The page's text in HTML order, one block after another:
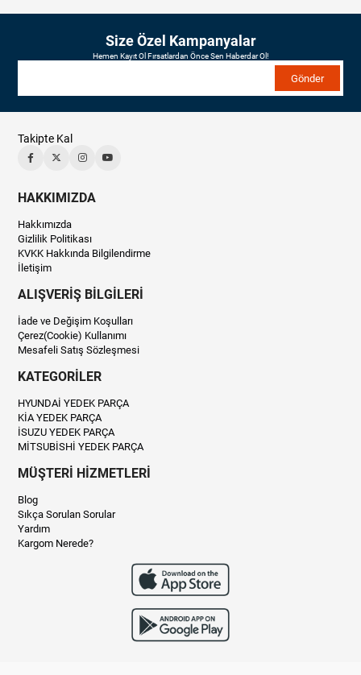
Size Özel Kampanyalar
Hemen Kayıt Ol Fırsatlardan Önce Sen Haberdar Ol!
Gönder
Takipte Kal
HAKKIMIZDA
Hakkımızda
Gizlilik Politikası
KVKK Hakkında Bilgilendirme
İletişim
ALIŞVERİŞ BİLGİLERİ
İade ve Değişim Koşulları
Çerez(Cookie) Kullanımı
Mesafeli Satış Sözleşmesi
KATEGORİLER
HYUNDAİ YEDEK PARÇA
KİA YEDEK PARÇA
İSUZU YEDEK PARÇA
MİTSUBİSHİ YEDEK PARÇA
MÜŞTERİ HİZMETLERİ
Blog
Sıkça Sorulan Sorular
Yardım
Kargom Nerede?